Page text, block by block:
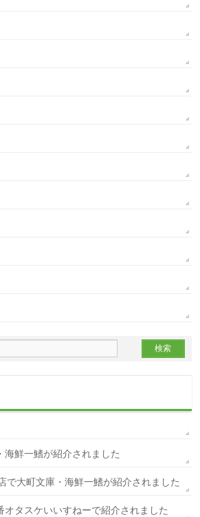
海鮮一鰭が紹介されました
で大町文庫・海鮮一鰭が紹介されました
タスケいいすねーで紹介されました